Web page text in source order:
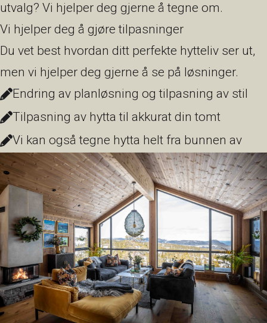
utvalg? Vi hjelper deg gjerne å tegne om.
Vi hjelper deg å gjøre tilpasninger
Du vet best hvordan ditt perfekte hytteliv ser ut,
men vi hjelper deg gjerne å se på løsninger.
Endring av planløsning og tilpasning av stil
Tilpasning av hytta til akkurat din tomt
Vi kan også tegne hytta helt fra bunnen av